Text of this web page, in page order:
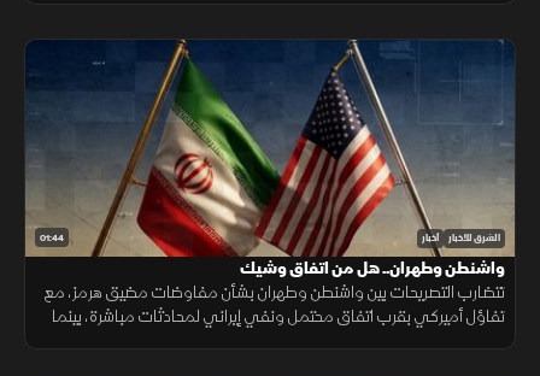
01:44 الشرق للأخبار أخبار
واشنطن وطهران.. هل من اتفاق وشيك
تتضارب التصريحات بين واشنطن وطهران بشأن مفاوضات مضيق هرمز، مع
تفاؤل أميركي بقرب اتفاق محتمل ونفي إيراني لمحادثات مباشرة، بينما